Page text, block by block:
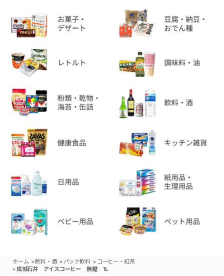
ホーム >飲料・酒 > パック飲料 > コーヒー・紅茶
>成城石井 アイスコーヒー 無糖 1L